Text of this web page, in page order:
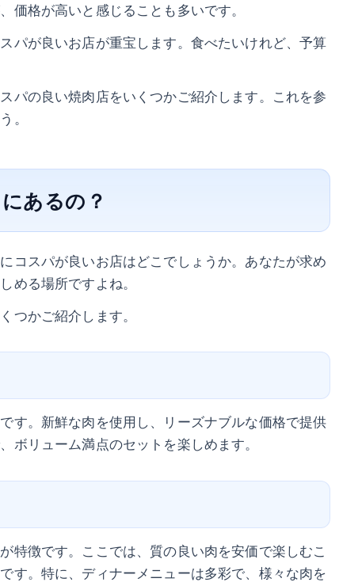
価格が高いと感じることも多いです。
パが良いお店が重宝します。食べたいけれど、予算
パの良い焼肉店をいくつかご紹介します。これを参
。
あるの？
コスパが良いお店はどこでしょうか。あなたが求め
める場所ですよね。
つかご紹介します。
す。新鮮な肉を使用し、リーズナブルな価格で提供
ボリューム満点のセットを楽しめます。
特徴です。ここでは、質の良い肉を安価で楽しむこ
す。特に、ディナーメニューは多彩で、様々な肉を